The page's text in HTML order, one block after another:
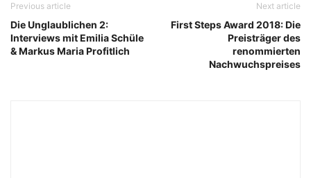
Previous article
Die Unglaublichen 2:
Interviews mit Emilia Schüle
& Markus Maria Profitlich
Next article
First Steps Award 2018: Die
Preisträger des
renommierten
Nachwuchspreises